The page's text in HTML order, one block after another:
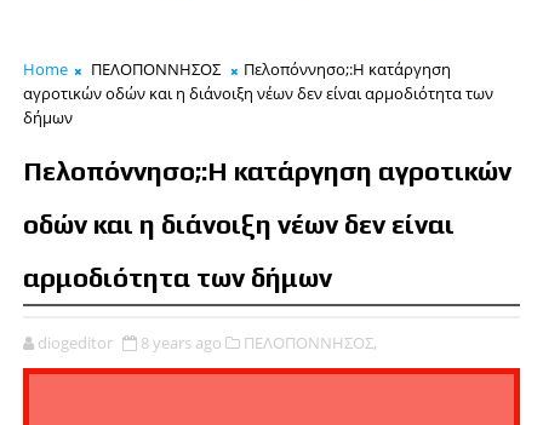
Home ΠΕΛΟΠΟΝΝΗΣΟΣ
Πελοπόννησο;:Η κατάργηση
αγροτικών οδών και η διάνοιξη νέων δεν είναι αρμοδιότητα των
δήμων
Πελοπόννησο;:Η κατάργηση αγροτικών
οδών και η διάνοιξη νέων δεν είναι
αρμοδιότητα των δήμων
diogeditor 8 years ago ΠΕΛΟΠΟΝΝΗΣΟΣ,